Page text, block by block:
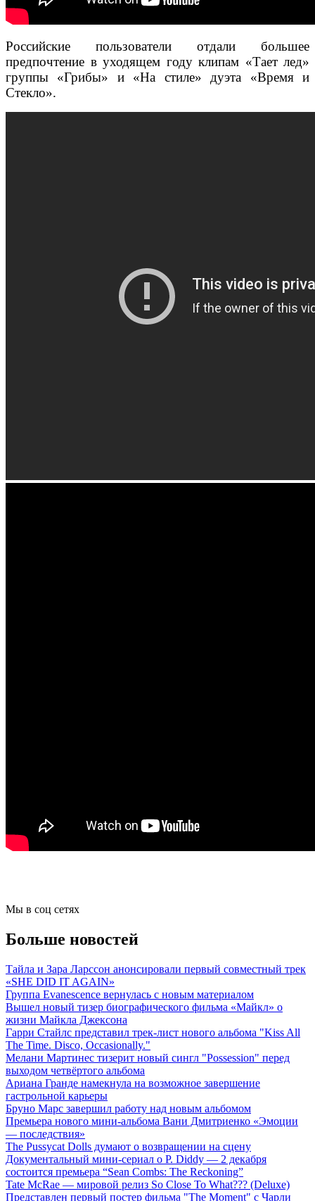
Российские пользователи отдали большее
предпочтение в уходящем году клипам «Тает лед»
группы «Грибы» и «На стиле» дуэта «Время и
Стекло».
Мы в соц сетях
Больше новостей
Тайла и Зара Ларссон анонсировали первый совместный трек
«SHE DID IT AGAIN»
Группа Evanescence вернулась с новым материалом
Вышел новый тизер биографического фильма «Майкл» о
жизни Майкла Джексона
Гарри Стайлс представил трек-лист нового альбома "Kiss All
The Time. Disco, Occasionally."
Мелани Мартинес тизерит новый сингл "Possession" перед
выходом четвёртого альбома
Ариана Гранде намекнула на возможное завершение
гастрольной карьеры
Бруно Марс завершил работу над новым альбомом
Премьера нового мини-альбома Вани Дмитриенко «Эмоции
— последствия»
The Pussycat Dolls думают о возвращении на сцену
Документальный мини-сериал о P. Diddy — 2 декабря
состоится премьера “Sean Combs: The Reckoning”
Tate McRae — мировой релиз So Close To What??? (Deluxe)
Представлен первый постер фильма "The Moment" с Чарли